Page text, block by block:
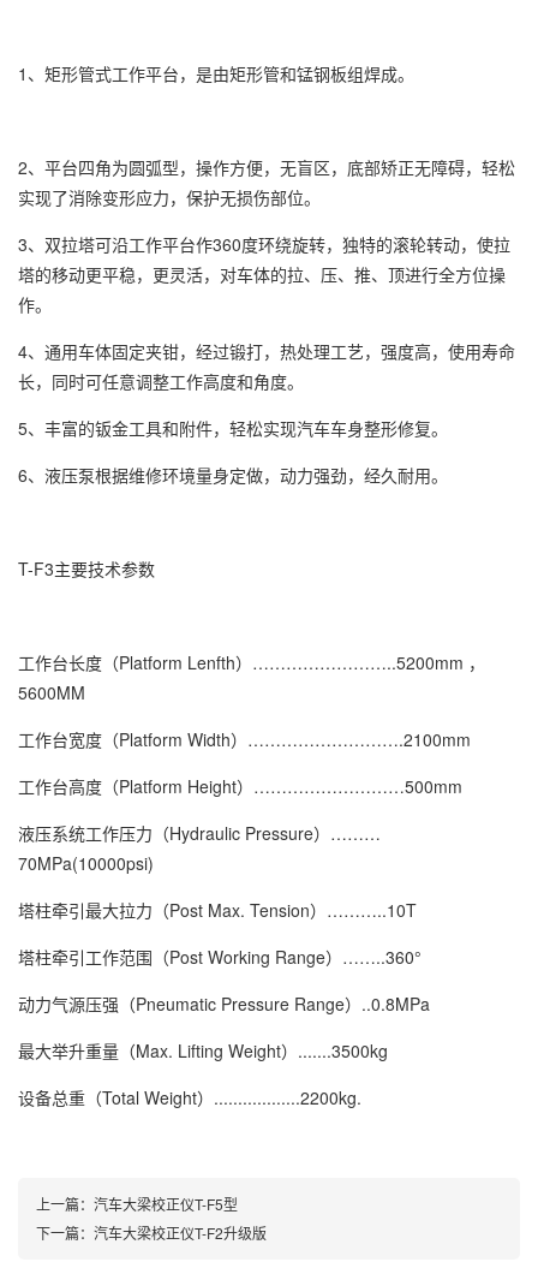
1、矩形管式工作平台，是由矩形管和锰钢板组焊成。
2、平台四角为圆弧型，操作方便，无盲区，底部矫正无障碍，轻松
实现了消除变形应力，保护无损伤部位。
3、双拉塔可沿工作平台作360度环绕旋转，独特的滚轮转动，使拉
塔的移动更平稳，更灵活，对车体的拉、压、推、顶进行全方位操
作。
4、通用车体固定夹钳，经过锻打，热处理工艺，强度高，使用寿命
长，同时可任意调整工作高度和角度。
5、丰富的钣金工具和附件，轻松实现汽车车身整形修复。
6、液压泵根据维修环境量身定做，动力强劲，经久耐用。
T-F3主要技术参数
工作台长度（Platform Lenfth）……………………..5200mm ，
5600MM
工作台宽度（Platform Width）……………………….2100mm
工作台高度（Platform Height）………………………500mm
液压系统工作压力（Hydraulic Pressure）………
70MPa(10000psi)
塔柱牵引最大拉力（Post Max. Tension）………..10T
塔柱牵引工作范围（Post Working Range）……..360°
动力气源压强（Pneumatic Pressure Range）..0.8MPa
最大举升重量（Max. Lifting Weight）.......3500kg
设备总重（Total Weight）..................2200kg.
上一篇： 汽车大梁校正仪T-F5型
下一篇： 汽车大梁校正仪T-F2升级版